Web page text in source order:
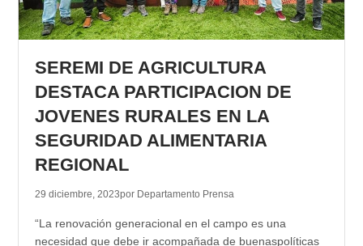
SEREMI DE AGRICULTURA
DESTACA PARTICIPACION DE
JOVENES RURALES EN LA
SEGURIDAD ALIMENTARIA
REGIONAL
29 diciembre, 2023por Departamento Prensa
“La renovación generacional en el campo es una
necesidad que debe ir acompañada de buenaspolíticas